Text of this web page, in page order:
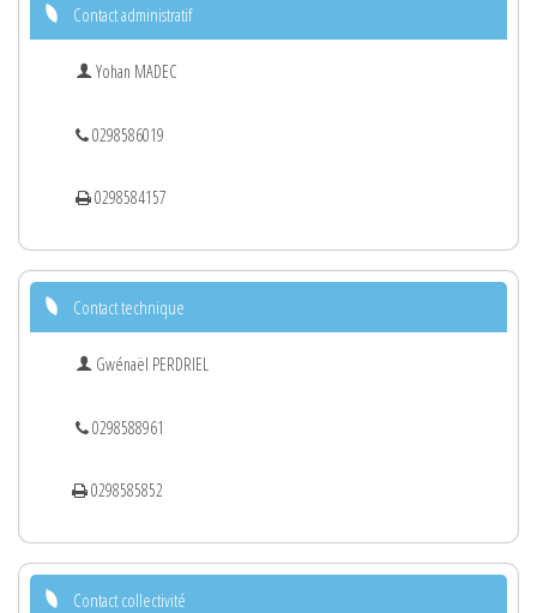
Contact administratif
Yohan MADEC
0298586019
0298584157
Contact technique
Gwénaël PERDRIEL
0298588961
0298585852
Contact collectivité